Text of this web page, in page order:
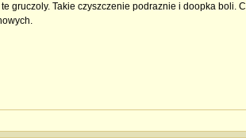
gruczoly. Takie czyszczenie podraznie i doopka boli.